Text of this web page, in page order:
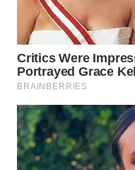
WN
TANGERANG
WN
BINJAI
WN
CIREBON